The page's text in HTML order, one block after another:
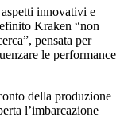
innovativi e
Kraken “non
pensata per
le performance
della produzione
l’imbarcazione